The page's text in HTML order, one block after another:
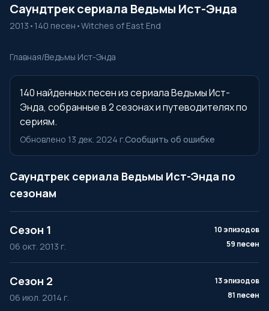
Саундтрек сериала Ведьмы Ист-Энда
2013 • 140 песен •Witches of East End
Главная/Ведьмы Ист-Энда
140 найденных песен из сериала Ведьмы Ист-
Энда, собранные в 2 сезонах и путеводителях по
сериям.
Обновлено 13 дек. 2024 г.Сообщить об ошибке
Саундтрек сериала Ведьмы Ист-Энда по
сезонам
Сезон 1
06 окт. 2013 г.
10 эпизодов
59 песен
Сезон 2
06 июл. 2014 г.
13 эпизодов
81 песен